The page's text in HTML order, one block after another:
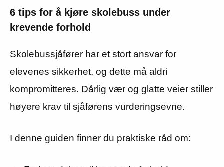
6 tips for å kjøre skolebuss under
krevende forhold
Skolebussjåfører har et stort ansvar for
elevenes sikkerhet, og dette må aldri
kompromitteres. Dårlig vær og glatte veier stiller
høyere krav til sjåførens vurderingsevne.
I denne guiden finner du praktiske råd om: